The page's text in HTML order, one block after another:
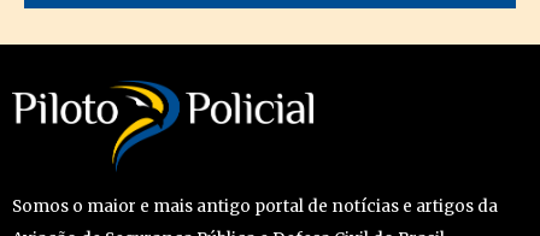
Somos o maior e mais antigo portal de notícias e artigos da